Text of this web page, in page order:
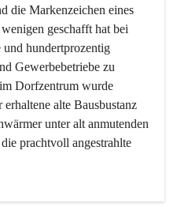
die Markenzeichen eines
geschafft hat bei
hundertprozentig
Gewerbebetriebe zu
Dorfzentrum wurde
alte Bausbustanz
unter alt anmutenden
prachtvoll angestrahlte
mehr, ist aber integrativer